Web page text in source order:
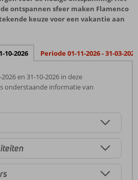
ontspannen sfeer maken Flamenco
keuze voor een vakantie aan
10-2026 Periode 01-11-2026 - 31-03-2027
en 31-10-2026 in deze
onderstaande informatie van